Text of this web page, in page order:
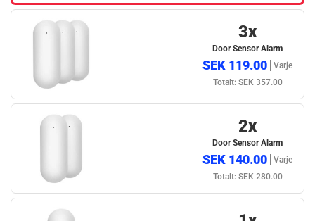
3x
Door Sensor Alarm
SEK 119.00
Varje
Totalt: SEK 357.00
2x
Door Sensor Alarm
SEK 140.00
Varje
Totalt: SEK 280.00